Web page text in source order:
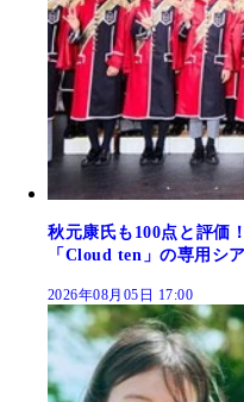
秋元康氏も100点と評価
「Cloud ten」の専用シ
2026年08月05日 17:00